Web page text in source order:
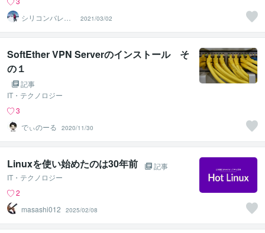
シリコンバレー
スーパーウエア
2021/03/02
SoftEther VPN Serverのインストール そ
の１
記事
IT・テクノロジー
3
でぃのーる
2020/11/30
Linuxを使い始めたのは30年前
記事
IT・テクノロジー
2
masashi012
2025/02/08